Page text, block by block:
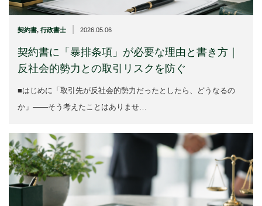
契約書, 行政書士 2026.05.06
契約書に「暴排条項」が必要な理由と書き方｜
反社会的勢力との取引リスクを防ぐ
■はじめに「取引先が反社会的勢力だったとしたら、どうなるの
か」――そう考えたことはありませ…